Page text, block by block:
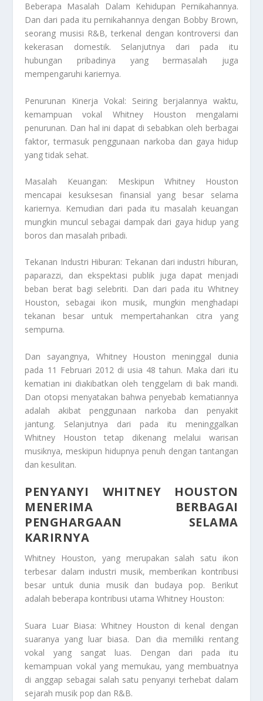
Beberapa Masalah Dalam Kehidupan Pernikahannya.
Dan dari pada itu pernikahannya dengan Bobby Brown,
seorang musisi R&B, terkenal dengan kontroversi dan
kekerasan domestik. Selanjutnya dari pada itu
hubungan pribadinya yang bermasalah juga
mempengaruhi kariernya.
Penurunan Kinerja Vokal: Seiring berjalannya waktu,
kemampuan vokal Whitney Houston mengalami
penurunan. Dan hal ini dapat di sebabkan oleh berbagai
faktor, termasuk penggunaan narkoba dan gaya hidup
yang tidak sehat.
Masalah Keuangan: Meskipun Whitney Houston
mencapai kesuksesan finansial yang besar selama
kariernya. Kemudian dari pada itu masalah keuangan
mungkin muncul sebagai dampak dari gaya hidup yang
boros dan masalah pribadi.
Tekanan Industri Hiburan: Tekanan dari industri hiburan,
paparazzi, dan ekspektasi publik juga dapat menjadi
beban berat bagi selebriti. Dan dari pada itu Whitney
Houston, sebagai ikon musik, mungkin menghadapi
tekanan besar untuk mempertahankan citra yang
sempurna.
Dan sayangnya, Whitney Houston meninggal dunia
pada 11 Februari 2012 di usia 48 tahun. Maka dari itu
kematian ini diakibatkan oleh tenggelam di bak mandi.
Dan otopsi menyatakan bahwa penyebab kematiannya
adalah akibat penggunaan narkoba dan penyakit
jantung. Selanjutnya dari pada itu meninggalkan
Whitney Houston tetap dikenang melalui warisan
musiknya, meskipun hidupnya penuh dengan tantangan
dan kesulitan.
PENYANYI WHITNEY HOUSTON
MENERIMA BERBAGAI
PENGHARGAAN SELAMA
KARIRNYA
Whitney Houston, yang merupakan salah satu ikon
terbesar dalam industri musik, memberikan kontribusi
besar untuk dunia musik dan budaya pop. Berikut
adalah beberapa kontribusi utama Whitney Houston:
Suara Luar Biasa: Whitney Houston di kenal dengan
suaranya yang luar biasa. Dan dia memiliki rentang
vokal yang sangat luas. Dengan dari pada itu
kemampuan vokal yang memukau, yang membuatnya
di anggap sebagai salah satu penyanyi terhebat dalam
sejarah musik pop dan R&B.